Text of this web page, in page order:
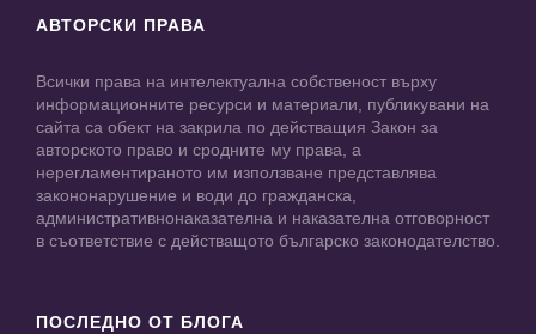
АВТОРСКИ ПРАВА
Всички права на интелектуална собственост върху
информационните ресурси и материали, публикувани на
сайта са обект на закрила по действащия Закон за
авторското право и сродните му права, а
нерегламентираното им използване представлява
закононарушение и води до гражданска,
административнонаказателна и наказателна отговорност
в съответствие с действащото българско законодателство.
ПОСЛЕДНО ОТ БЛОГА